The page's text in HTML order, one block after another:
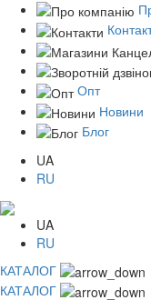
Опт
Новини
Блог
UA
RU
UA
RU
КАТАЛОГ
КАТАЛОГ